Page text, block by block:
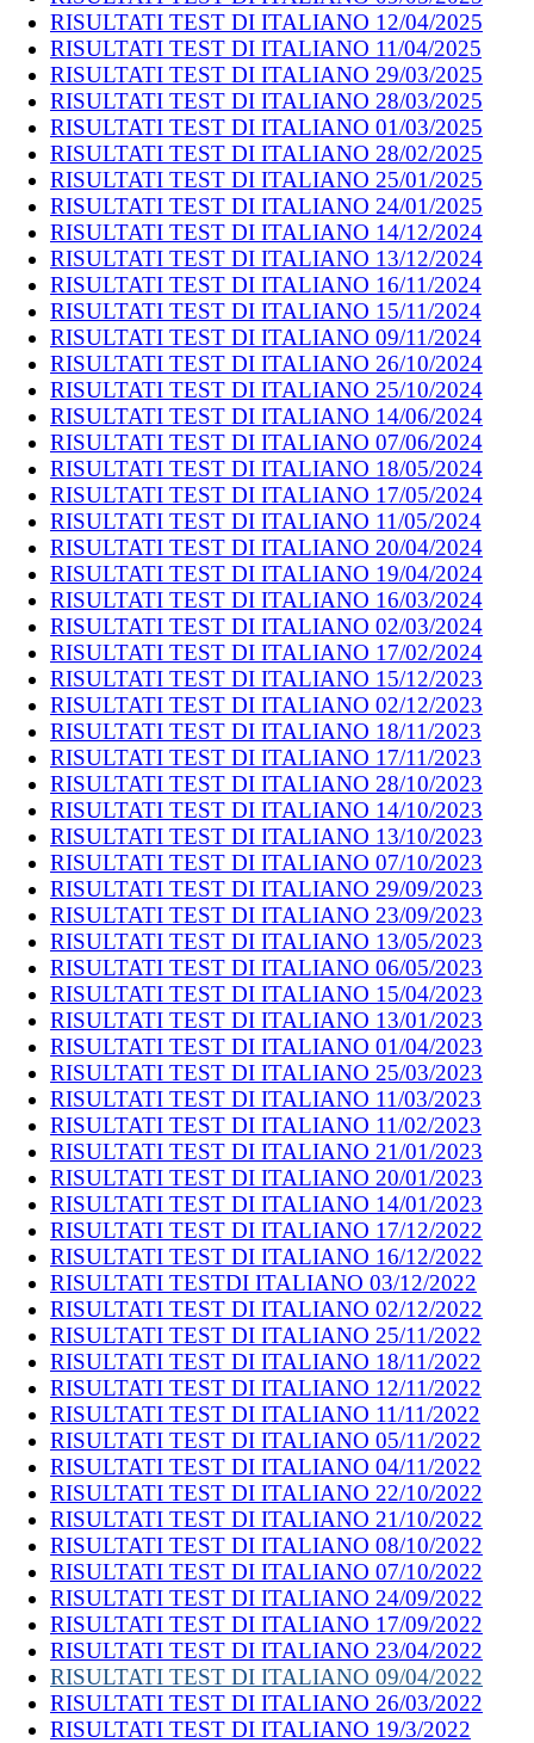
RISULTATI TEST DI ITALIANO 12/04/2025
RISULTATI TEST DI ITALIANO 11/04/2025
RISULTATI TEST DI ITALIANO 29/03/2025
RISULTATI TEST DI ITALIANO 28/03/2025
RISULTATI TEST DI ITALIANO 01/03/2025
RISULTATI TEST DI ITALIANO 28/02/2025
RISULTATI TEST DI ITALIANO 25/01/2025
RISULTATI TEST DI ITALIANO 24/01/2025
RISULTATI TEST DI ITALIANO 14/12/2024
RISULTATI TEST DI ITALIANO 13/12/2024
RISULTATI TEST DI ITALIANO 16/11/2024
RISULTATI TEST DI ITALIANO 15/11/2024
RISULTATI TEST DI ITALIANO 09/11/2024
RISULTATI TEST DI ITALIANO 26/10/2024
RISULTATI TEST DI ITALIANO 25/10/2024
RISULTATI TEST DI ITALIANO 14/06/2024
RISULTATI TEST DI ITALIANO 07/06/2024
RISULTATI TEST DI ITALIANO 18/05/2024
RISULTATI TEST DI ITALIANO 17/05/2024
RISULTATI TEST DI ITALIANO 11/05/2024
RISULTATI TEST DI ITALIANO 20/04/2024
RISULTATI TEST DI ITALIANO 19/04/2024
RISULTATI TEST DI ITALIANO 16/03/2024
RISULTATI TEST DI ITALIANO 02/03/2024
RISULTATI TEST DI ITALIANO 17/02/2024
RISULTATI TEST DI ITALIANO 15/12/2023
RISULTATI TEST DI ITALIANO 02/12/2023
RISULTATI TEST DI ITALIANO 18/11/2023
RISULTATI TEST DI ITALIANO 17/11/2023
RISULTATI TEST DI ITALIANO 28/10/2023
RISULTATI TEST DI ITALIANO 14/10/2023
RISULTATI TEST DI ITALIANO 13/10/2023
RISULTATI TEST DI ITALIANO 07/10/2023
RISULTATI TEST DI ITALIANO 29/09/2023
RISULTATI TEST DI ITALIANO 23/09/2023
RISULTATI TEST DI ITALIANO 13/05/2023
RISULTATI TEST DI ITALIANO 06/05/2023
RISULTATI TEST DI ITALIANO 15/04/2023
RISULTATI TEST DI ITALIANO 13/01/2023
RISULTATI TEST DI ITALIANO 01/04/2023
RISULTATI TEST DI ITALIANO 25/03/2023
RISULTATI TEST DI ITALIANO 11/03/2023
RISULTATI TEST DI ITALIANO 11/02/2023
RISULTATI TEST DI ITALIANO 21/01/2023
RISULTATI TEST DI ITALIANO 20/01/2023
RISULTATI TEST DI ITALIANO 14/01/2023
RISULTATI TEST DI ITALIANO 17/12/2022
RISULTATI TEST DI ITALIANO 16/12/2022
RISULTATI TESTDI ITALIANO 03/12/2022
RISULTATI TEST DI ITALIANO 02/12/2022
RISULTATI TEST DI ITALIANO 25/11/2022
RISULTATI TEST DI ITALIANO 18/11/2022
RISULTATI TEST DI ITALIANO 12/11/2022
RISULTATI TEST DI ITALIANO 11/11/2022
RISULTATI TEST DI ITALIANO 05/11/2022
RISULTATI TEST DI ITALIANO 04/11/2022
RISULTATI TEST DI ITALIANO 22/10/2022
RISULTATI TEST DI ITALIANO 21/10/2022
RISULTATI TEST DI ITALIANO 08/10/2022
RISULTATI TEST DI ITALIANO 07/10/2022
RISULTATI TEST DI ITALIANO 24/09/2022
RISULTATI TEST DI ITALIANO 17/09/2022
RISULTATI TEST DI ITALIANO 23/04/2022
RISULTATI TEST DI ITALIANO 09/04/2022
RISULTATI TEST DI ITALIANO 26/03/2022
RISULTATI TEST DI ITALIANO 19/3/2022